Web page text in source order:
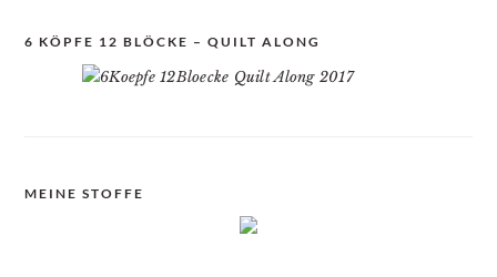
6 KÖPFE 12 BLÖCKE – QUILT ALONG
MEINE STOFFE